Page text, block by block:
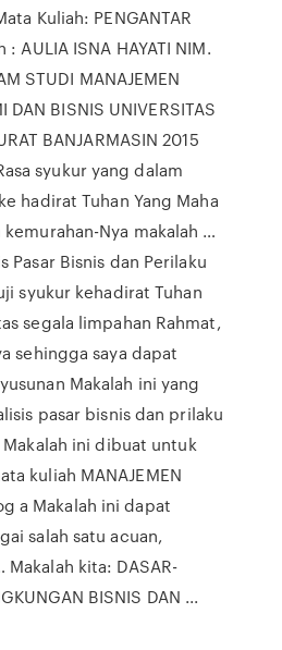
Kuliah: PENGANTAR
AULIA ISNA HAYATI NIM.
STUDI MANAJEMEN
DAN BISNIS UNIVERSITAS
BANJARMASIN 2015
syukur yang dalam
hadirat Tuhan Yang Maha
kemurahan-Nya makalah …
Pasar Bisnis dan Perilaku
syukur kehadirat Tuhan
segala limpahan Rahmat,
sehingga saya dapat
Makalah ini yang
pasar bisnis dan prilaku
ini dibuat untuk
kuliah MANAJEMEN
a Makalah ini dapat
salah satu acuan,
kita: DASAR-
BISNIS DAN ...